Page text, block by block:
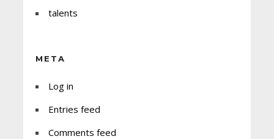
talents
META
Log in
Entries feed
Comments feed